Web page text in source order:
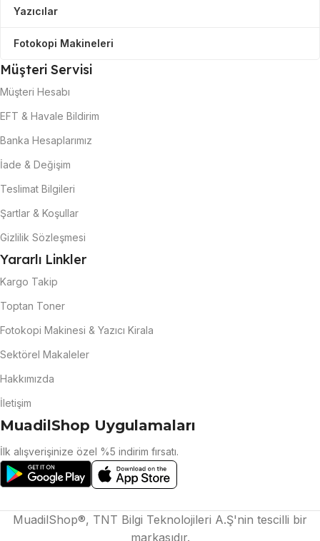
Yazıcılar
Fotokopi Makineleri
Müşteri Servisi
Müşteri Hesabı
EFT & Havale Bildirim
Banka Hesaplarımız
İade & Değişim
Teslimat Bilgileri
Şartlar & Koşullar
Gizlilik Sözleşmesi
Yararlı Linkler
Kargo Takip
Toptan Toner
Fotokopi Makinesi & Yazıcı Kirala
Sektörel Makaleler
Hakkımızda
İletişim
MuadilShop Uygulamaları
İlk alışverişinize özel %5 indirim fırsatı.
MuadilShop®, TNT Bilgi Teknolojileri A.Ş'nin tescilli bir
markasıdır.